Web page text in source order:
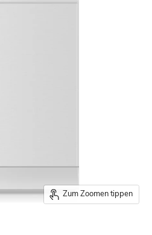
Zum Zoomen tippen